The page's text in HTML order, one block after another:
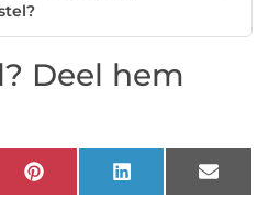
Deel hem
Pinterest LinkedIn Email